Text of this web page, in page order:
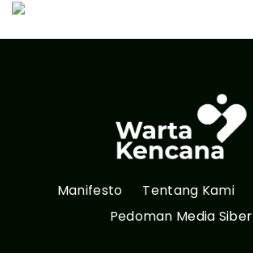
Manifesto Tentang Kami
Pedoman Media Siber